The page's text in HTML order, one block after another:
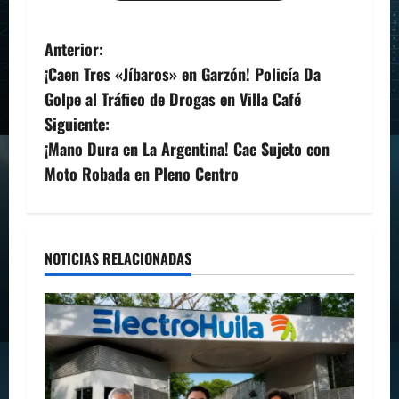
N
a
v
e
c
i
ó
n
Anterior:
¡Caen Tres «Jíbaros» en Garzón! Policía Da
Golpe al Tráfico de Drogas en Villa Café
Siguiente:
¡Mano Dura en La Argentina! Cae Sujeto con
Moto Robada en Pleno Centro
NOTICIAS RELACIONADAS